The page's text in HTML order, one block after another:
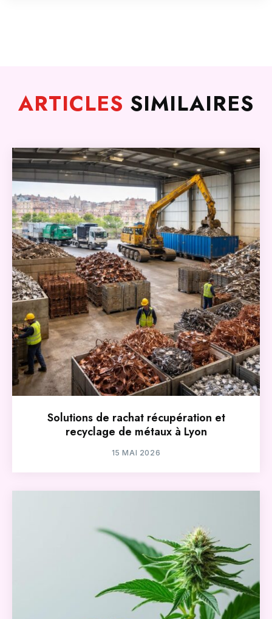
ARTICLES SIMILAIRES
Solutions de rachat récupération et
recyclage de métaux à Lyon
15 MAI 2026